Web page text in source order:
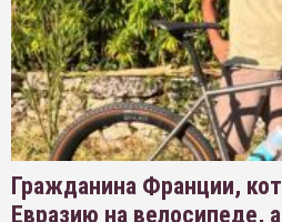
Гражданина Франции,
Евразию на велосипеде,